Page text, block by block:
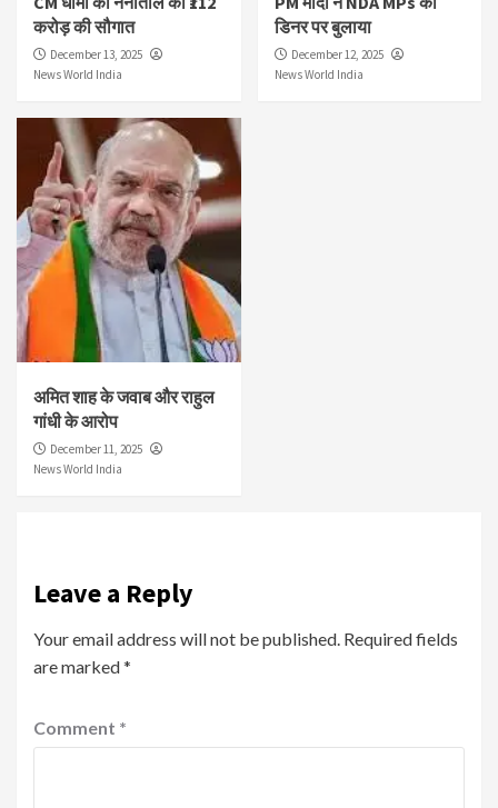
करोड़ की सौगात
December 13, 2025
News World India
डिनर पर बुलाया
December 12, 2025
News World India
अमित शाह के जवाब और राहुल
गांधी के आरोप
December 11, 2025
News World India
Leave a Reply
Your email address will not be published. Required fields
are marked*
Comment *